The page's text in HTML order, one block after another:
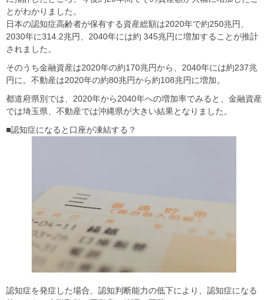
とがわかりました。
日本の認知症高齢者が保有する資産総額は2020年で約250兆円、
2030年に314.2兆円、2040年には約 345兆円に増加することが推計
されました。
そのうち金融資産は2020年の約170兆円から、2040年には約237兆
円に。不動産は2020年の約80兆円から約108兆円に増加。
都道府県別では、2020年から2040年への増加率でみると、金融資産
では埼玉県、不動産では沖縄県が大きい結果となりました。
■認知症になると口座が凍結する？
認知症を発症した場合、認知判断能力の低下により、認知症になる